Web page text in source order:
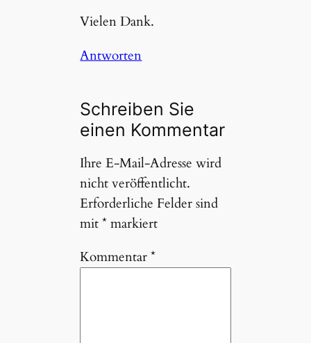
Vielen Dank.
Antworten
Schreiben Sie
einen Kommentar
Ihre E-Mail-Adresse wird
nicht veröffentlicht.
Erforderliche Felder sind
mit*markiert
Kommentar*